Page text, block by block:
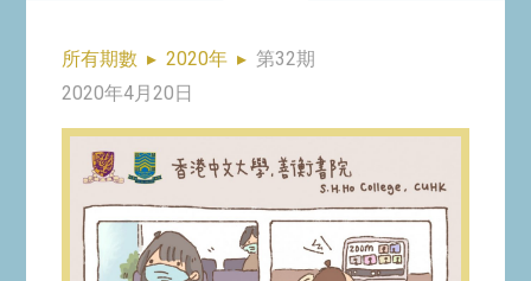
所有期數 ▸ 2020年 ▸ 第32期
2020年4月20日